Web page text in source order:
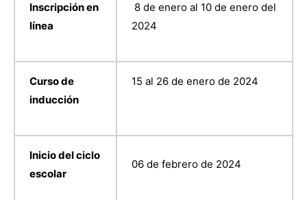
Inscripción en
línea
8 de enero al 10 de enero del
2024
Curso de
inducción
15 al 26 de enero de 2024
Inicio del ciclo
escolar
06 de febrero de 2024